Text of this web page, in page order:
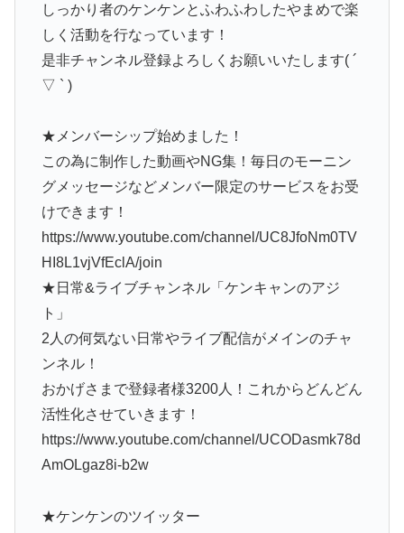
しっかり者のケンケンとふわふわしたやまめで楽
しく活動を行なっています！
是非チャンネル登録よろしくお願いいたします( ´
▽ ` )
★メンバーシップ始めました！
この為に制作した動画やNG集！毎日のモーニン
グメッセージなどメンバー限定のサービスをお受
けできます！
https://www.youtube.com/channel/UC8JfoNm0TV
HI8L1vjVfEclA/join
★日常&ライブチャンネル「ケンキャンのアジ
ト」
2人の何気ない日常やライブ配信がメインのチャ
ンネル！
おかげさまで登録者様3200人！これからどんどん
活性化させていきます！
https://www.youtube.com/channel/UCODasmk78d
AmOLgaz8i-b2w
★ケンケンのツイッター